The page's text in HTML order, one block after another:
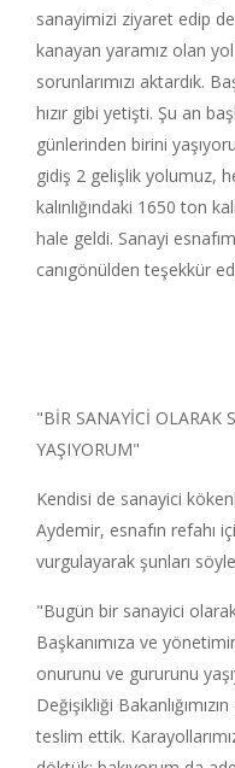
sanayimizi ziyaret edip
kanayan yaramız olan
sorunlarımızı aktardık.
hızır gibi yetişti. Şu an
günlerinden birini
gidiş 2 gelişlik yolumuz,
kalınlığındaki 1650 ton
hale geldi. Sanayi
canıgönülden teşekkür
"BİR SANAYİCİ OLARAK
YAŞIYORUM"
Kendisi de sanayici
Aydemir, esnafın refahı
vurgulayarak şunları
"Bugün bir sanayici
Başkanımıza ve
onurunu ve gururunu
Değişikliği
teslim ettik.